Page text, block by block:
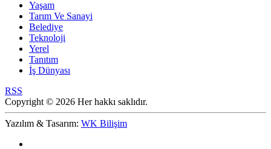
Yaşam
Tarım Ve Sanayi
Belediye
Teknoloji
Yerel
Tanıtım
İş Dünyası
RSS
Copyright © 2026 Her hakkı saklıdır.
Yazılım & Tasarım: WK Bilişim